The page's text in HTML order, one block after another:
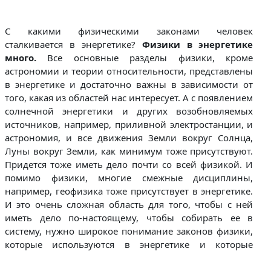
С какими физическими законами человек
сталкивается в энергетике? Физики в энергетике
много. Все основные разделы физики, кроме
астрономии и теории относительности, представлены
в энергетике и достаточно важны в зависимости от
того, какая из областей нас интересует. А с появлением
солнечной энергетики и других возобновляемых
источников, например, приливной электростанции, и
астрономия, и все движения Земли вокруг Солнца,
Луны вокруг Земли, как минимум тоже присутствуют.
Придется тоже иметь дело почти со всей физикой. И
помимо физики, многие смежные дисциплины,
например, геофизика тоже присутствует в энергетике.
И это очень сложная область для того, чтобы с ней
иметь дело по-настоящему, чтобы собирать ее в
систему, нужно широкое понимание законов физики,
которые используются в энергетике и которые